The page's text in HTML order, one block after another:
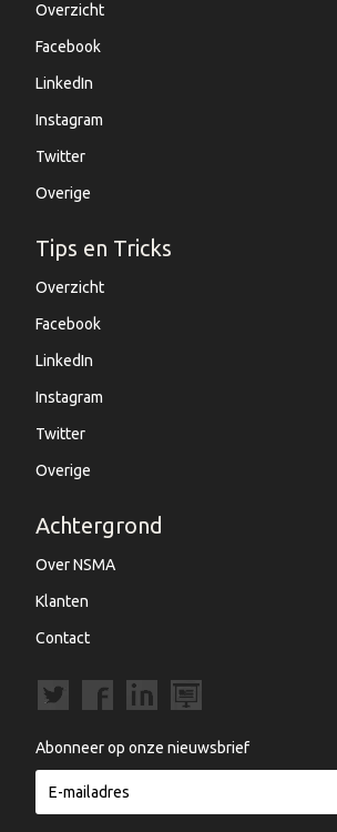
Overzicht
Facebook
LinkedIn
Instagram
Twitter
Overige
Tips en Tricks
Overzicht
Facebook
LinkedIn
Instagram
Twitter
Overige
Achtergrond
Over NSMA
Klanten
Contact
Abonneer op onze nieuwsbrief